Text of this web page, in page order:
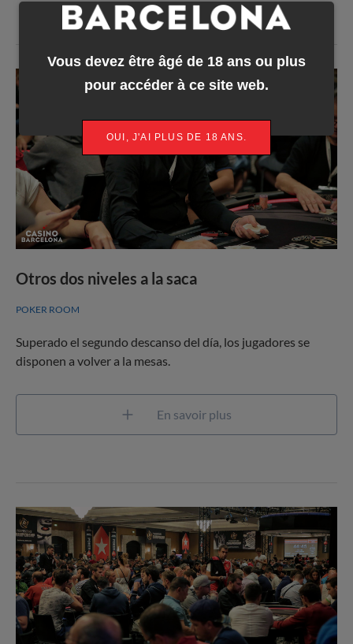
Otros dos niveles a la saca
POKER ROOM
Superado el segundo descanso del día, los jugadores se
disponen a volver a la mesas.
En savoir plus
Vous devez être âgé de 18 ans ou plus
pour accéder à ce site web.
OUI, J'AI PLUS DE 18 ANS.